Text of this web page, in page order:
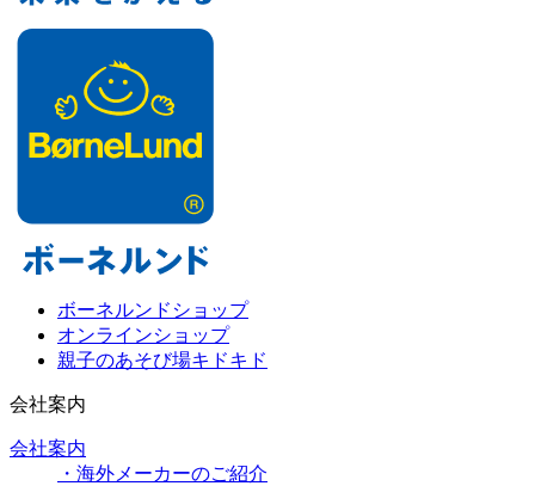
ボーネルンドショップ
オンラインショップ
親子のあそび場キドキド
会社案内
会社案内
・海外メーカーのご紹介